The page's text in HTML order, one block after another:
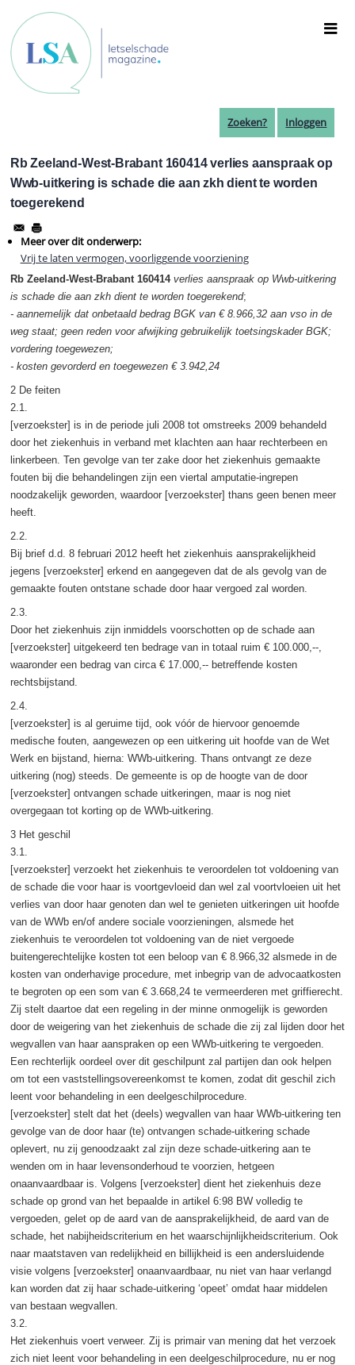
naar
de
inhoud
gaan
Zoeken? Inloggen
Rb Zeeland-West-Brabant 160414 verlies aanspraak op
Wwb-uitkering is schade die aan zkh dient te worden
toegerekend
Meer over dit onderwerp:
Vrij te laten vermogen, voorliggende voorziening
Rb Zeeland-West-Brabant 160414verlies aanspraak op Wwb-uitkering
is schade die aan zkh dient te worden toegerekend;
- aannemelijk dat onbetaald bedrag BGK van € 8.966,32 aan vso in de
weg staat; geen reden voor afwijking gebruikelijk toetsingskader BGK;
vordering toegewezen;
- kosten gevorderd en toegewezen € 3.942,24
2 De feiten
2.1.
[verzoekster] is in de periode juli 2008 tot omstreeks 2009 behandeld
door het ziekenhuis in verband met klachten aan haar rechterbeen en
linkerbeen. Ten gevolge van ter zake door het ziekenhuis gemaakte
fouten bij die behandelingen zijn een viertal amputatie-ingrepen
noodzakelijk geworden, waardoor [verzoekster] thans geen benen meer
heeft.
2.2.
Bij brief d.d. 8 februari 2012 heeft het ziekenhuis aansprakelijkheid
jegens [verzoekster] erkend en aangegeven dat de als gevolg van de
gemaakte fouten ontstane schade door haar vergoed zal worden.
2.3.
Door het ziekenhuis zijn inmiddels voorschotten op de schade aan
[verzoekster] uitgekeerd ten bedrage van in totaal ruim € 100.000,--,
waaronder een bedrag van circa € 17.000,-- betreffende kosten
rechtsbijstand.
2.4.
[verzoekster] is al geruime tijd, ook vóór de hiervoor genoemde
medische fouten, aangewezen op een uitkering uit hoofde van de Wet
Werk en bijstand, hierna: WWb-uitkering. Thans ontvangt ze deze
uitkering (nog) steeds. De gemeente is op de hoogte van de door
[verzoekster] ontvangen schade uitkeringen, maar is nog niet
overgegaan tot korting op de WWb-uitkering.
3 Het geschil
3.1.
[verzoekster] verzoekt het ziekenhuis te veroordelen tot voldoening van
de schade die voor haar is voortgevloeid dan wel zal voortvloeien uit het
verlies van door haar genoten dan wel te genieten uitkeringen uit hoofde
van de WWb en/of andere sociale voorzieningen, alsmede het
ziekenhuis te veroordelen tot voldoening van de niet vergoede
buitengerechtelijke kosten tot een beloop van € 8.966,32 alsmede in de
kosten van onderhavige procedure, met inbegrip van de advocaatkosten
te begroten op een som van € 3.668,24 te vermeerderen met griffierecht.
Zij stelt daartoe dat een regeling in der minne onmogelijk is geworden
door de weigering van het ziekenhuis de schade die zij zal lijden door het
wegvallen van haar aanspraken op een WWb-uitkering te vergoeden.
Een rechterlijk oordeel over dit geschilpunt zal partijen dan ook helpen
om tot een vaststellingsovereenkomst te komen, zodat dit geschil zich
leent voor behandeling in een deelgeschilprocedure.
[verzoekster] stelt dat het (deels) wegvallen van haar WWb-uitkering ten
gevolge van de door haar (te) ontvangen schade-uitkering schade
oplevert, nu zij genoodzaakt zal zijn deze schade-uitkering aan te
wenden om in haar levensonderhoud te voorzien, hetgeen
onaanvaardbaar is. Volgens [verzoekster] dient het ziekenhuis deze
schade op grond van het bepaalde in artikel 6:98 BW volledig te
vergoeden, gelet op de aard van de aansprakelijkheid, de aard van de
schade, het nabijheidscriterium en het waarschijnlijkheidscriterium. Ook
naar maatstaven van redelijkheid en billijkheid is een andersluidende
visie volgens [verzoekster] onaanvaardbaar, nu niet van haar verlangd
kan worden dat zij haar schade-uitkering ‘opeet’ omdat haar middelen
van bestaan wegvallen.
3.2.
Het ziekenhuis voert verweer. Zij is primair van mening dat het verzoek
zich niet leent voor behandeling in een deelgeschilprocedure, nu er nog